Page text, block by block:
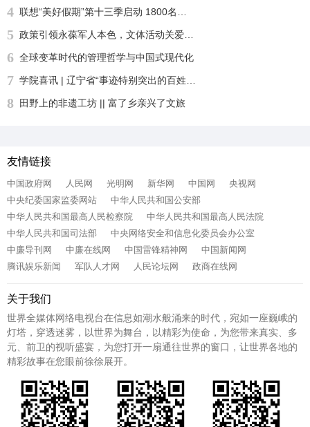
4
5
6 全球变革时代的管理哲学与中国式现代化
7
8 田野上的非遗工坊 || 富了乡亲兴了文旅
友情链接
中国政府网 人民网 光明网 新华网 中国网
央视网
中央纪委国家监委网站
中华人民共和国公安部
中华人民共和国最高人民检察院
中华人民共和国最高人民法院
中华人民共和国司法部
中央网络安全和信息化委员会办公室
中廉导刊网
中廉在线网 中国雷锋精神网
中国新闻网
腾讯娱乐新闻
军队人才网 人民论坛网 政商在线网
关于我们
世界全媒体网络电视台在信息如潮水般涌来的时代，宛如一座巍峨的
灯塔，穿透迷雾，以世界为舞台，以精彩为使命，为您带来真实、多
元、前卫的视听盛宴，为您打开一扇通往世界的窗口，让世界各地的
精彩故事在您眼前徐徐展开。